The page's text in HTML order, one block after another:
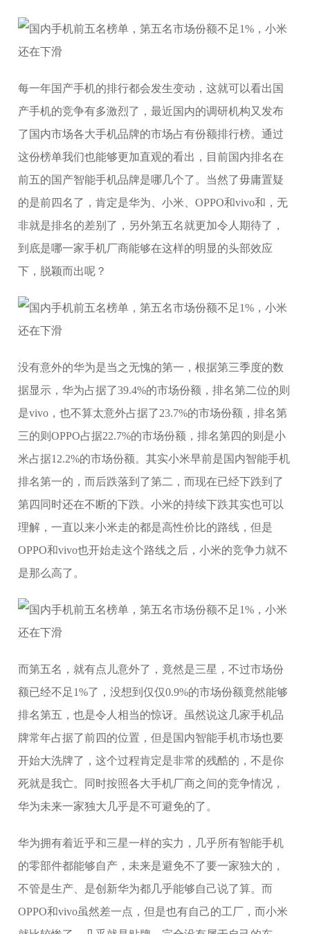
每一年国产手机的排行都会发生变动，这就可以看出国
产手机的竞争有多激烈了，最近国内的调研机构又发布
了国内市场各大手机品牌的市场占有份额排行榜。通过
这份榜单我们也能够更加直观的看出，目前国内排名在
前五的国产智能手机品牌是哪几个了。当然了毋庸置疑
的是前四名了，肯定是华为、小米、OPPO和vivo和，无
非就是排名的差别了，另外第五名就更加令人期待了，
到底是哪一家手机厂商能够在这样的明显的头部效应
下，脱颖而出呢？
没有意外的华为是当之无愧的第一，根据第三季度的数
据显示，华为占据了39.4%的市场份额，排名第二位的则
是vivo，也不算太意外占据了23.7%的市场份额，排名第
三的则OPPO占据22.7%的市场份额，排名第四的则是小
米占据12.2%的市场份额。其实小米早前是国内智能手机
排名第一的，而后跌落到了第二，而现在已经下跌到了
第四同时还在不断的下跌。小米的持续下跌其实也可以
理解，一直以来小米走的都是高性价比的路线，但是
OPPO和vivo也开始走这个路线之后，小米的竞争力就不
是那么高了。
而第五名，就有点儿意外了，竟然是三星，不过市场份
额已经不足1%了，没想到仅仅0.9%的市场份额竟然能够
排名第五，也是令人相当的惊讶。虽然说这几家手机品
牌常年占据了前四的位置，但是国内智能手机市场也要
开始大洗牌了，这个过程肯定是非常的残酷的，不是你
死就是我亡。同时按照各大手机厂商之间的竞争情况，
华为未来一家独大几乎是不可避免的了。
华为拥有着近乎和三星一样的实力，几乎所有智能手机
的零部件都能够自产，未来是避免不了要一家独大的，
不管是生产、是创新华为都几乎能够自己说了算。而
OPPO和vivo虽然差一点，但是也有自己的工厂，而小米